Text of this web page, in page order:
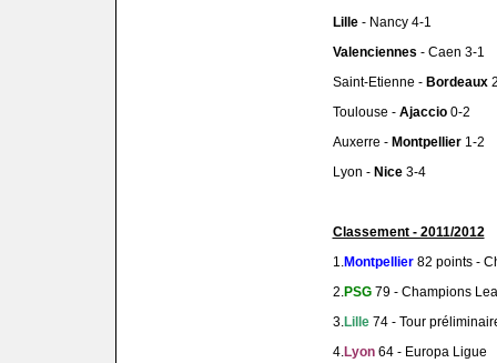
Lille- Nancy 4-1
Valenciennes - Caen 3-1
Saint-Etienne - Bordeaux
Toulouse - Ajaccio0-2
Auxerre - Montpellier1-2
Lyon - Nice3-4
Classement - 2011/2012
1. Montpellier82 points -
2. PSG79 - Champions
3. Lille74 - Tour
4. Lyon64 - Europa Ligue